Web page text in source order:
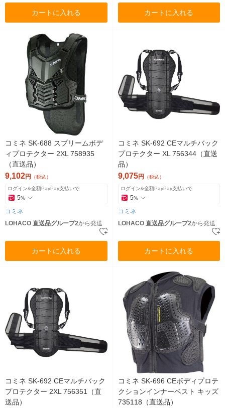
カートに入れる カートに入れる
コミネ SK-688 スプリームボデ
ィプロテクター 2XL 758935
（直送品）
9,102円 （税込）
ログイン&全額PayPay支払いで
5%
コミネ
LOHACO 直送品グループ2から発送
カートに入れる
コミネ SK-692 CEマルチバック
プロテクター XL 756344（直送
品）
9,075円 （税込）
ログイン&全額PayPay支払いで
5%
コミネ
LOHACO 直送品グループ2から発送
カートに入れる
コミネ SK-692 CEマルチバック
プロテクター 2XL 756351（直
送品）
コミネ SK-696 CEボディプロテ
クションインナーベスト キッズ
735118（直送品）